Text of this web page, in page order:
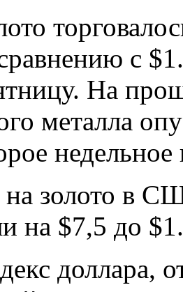
с
На
металла
золото в
на $7,5 до
доллара,